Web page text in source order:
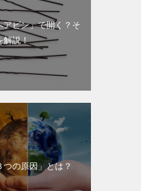
アピン」で開く？そ
解説！
の原因」とは？